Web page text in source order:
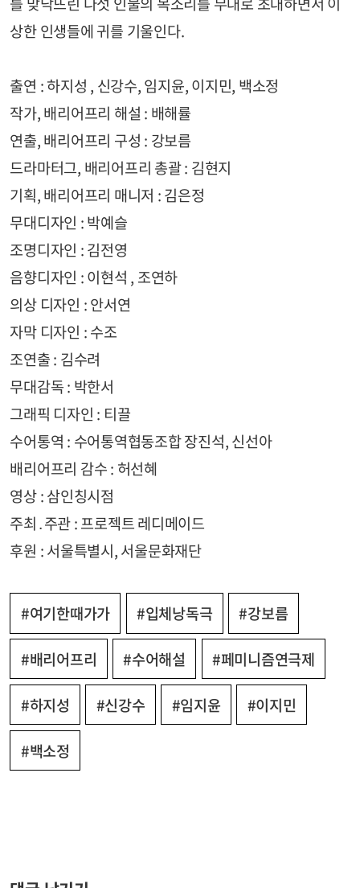
상한 인생들에 귀를 기울인다.
출연 : 하지성 , 신강수, 임지윤, 이지민, 백소정
작가, 배리어프리 해설 : 배해률
연출, 배리어프리 구성 : 강보름
드라마터그, 배리어프리 총괄 : 김현지
기획, 배리어프리 매니저 : 김은정
무대디자인 : 박예슬
조명디자인 : 김전영
음향디자인 : 이현석 , 조연하
의상 디자인 : 안서연
자막 디자인 : 수조
조연출 : 김수려
무대감독 : 박한서
그래픽 디자인 : 티끌
수어통역 : 수어통역협동조합 장진석, 신선아
배리어프리 감수 : 허선혜
영상 : 삼인칭시점
주최․주관 : 프로젝트 레디메이드
후원 : 서울특별시, 서울문화재단
#여기한때가가 #입체낭독극 #강보름
#배리어프리 #수어해설 #페미니즘연극제
#하지성 #신강수 #임지윤 #이지민
#백소정